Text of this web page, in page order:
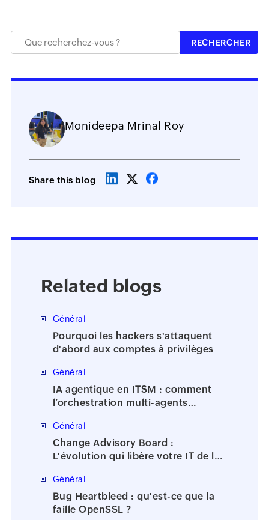
Monideepa Mrinal Roy
Share this blog
Related blogs
Général
Pourquoi les hackers s'attaquent
d'abord aux comptes à privilèges
Général
IA agentique en ITSM : comment
l’orchestration multi-agents
Général
Change Advisory Board :
L'évolution qui libère votre IT de la
Général
Bug Heartbleed : qu'est-ce que la
faille OpenSSL ?